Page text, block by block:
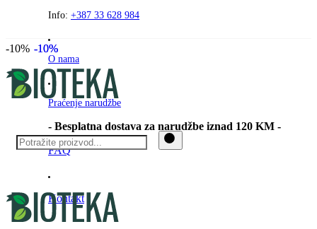
PreskočiteInfo: +387 33 628 984
O nama
Praćenje narudžbe
- Besplatna dostava za narudžbe iznad 120 KM -
FAQ
Kontakt
-10% -10%
-10%